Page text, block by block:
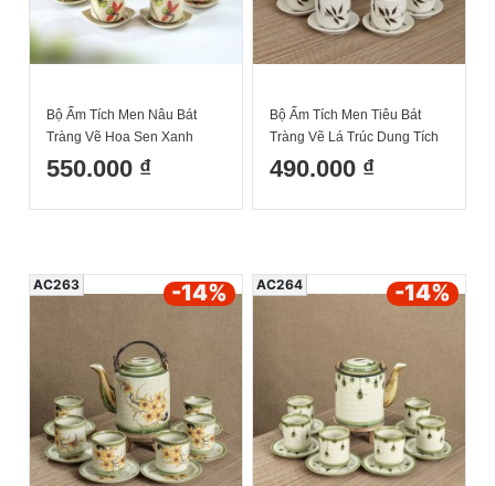
Bộ Ấm Tích Men Nâu Bát
Tràng Vẽ Hoa Sen Xanh
Dung Tích 1.5L
550.000 ₫
Bộ Ấm Tích Men Tiêu Bát
Tràng Vẽ Lá Trúc Dung Tích
1.5L
490.000 ₫
AC263 -14% AC264 -14%